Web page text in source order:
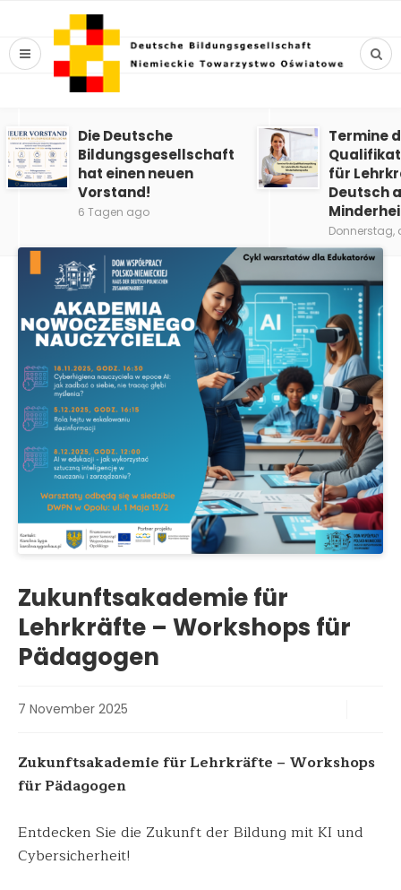
Die Deutsche
Bildungsgesellschaft
hat einen neuen
Vorstand!
6 Tagen ago
Termine
für
Deutsch
Donnerstag,
Zukunftsakademie für
Lehrkräfte – Workshops für
Pädagogen
7 November 2025
Zukunftsakademie für Lehrkräfte – Workshops
für Pädagogen
Entdecken Sie die Zukunft der Bildung mit KI und
Cybersicherheit!